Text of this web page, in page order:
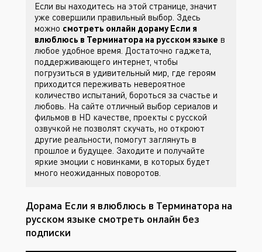
Если вы находитесь на этой странице, значит
уже совершили правильный выбор. Здесь
можно смотреть онлайн дораму Если я
влюблюсь в Терминатора на русском языке в
любое удобное время. Достаточно гаджета,
поддерживающего интернет, чтобы
погрузиться в удивительный мир, где героям
приходится переживать невероятное
количество испытаний, бороться за счастье и
любовь. На сайте отличный выбор сериалов и
фильмов в HD качестве, проекты с русской
озвучкой не позволят скучать, но откроют
другие реальности, помогут заглянуть в
прошлое и будущее. Заходите и получайте
яркие эмоции с новинками, в которых будет
много неожиданных поворотов.
Дорама Если я влюблюсь в Терминатора на
русском языке смотреть онлайн без
подписки